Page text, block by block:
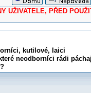
PŘED
kutilové, laici
neodborníci rádi